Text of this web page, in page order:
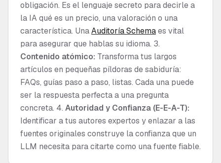
obligación. Es el lenguaje secreto para decirle a
la IA qué es un precio, una valoración o una
característica. UnaAuditoría Schemaes vital
para asegurar que hablas su idioma. 3.
Contenido atómico: Transforma tus largos
artículos en pequeñas píldoras de sabiduría:
FAQs, guías paso a paso, listas. Cada una puede
ser la respuesta perfecta a una pregunta
concreta. 4. Autoridad y Confianza (E-E-A-T):
Identificar a tus autores expertos y enlazar a las
fuentes originales construye la confianza que un
LLM necesita para citarte como una fuente fiable.